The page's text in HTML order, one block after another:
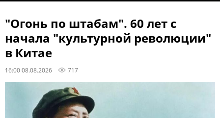
"Огонь по штабам". 60 лет с
начала "культурной революции"
в Китае
16:00 08.08.2026 717